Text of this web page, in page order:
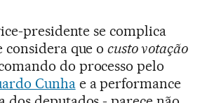
presidente se complica
considera que ocusto votação
do processo pelo
Cunhae a performance